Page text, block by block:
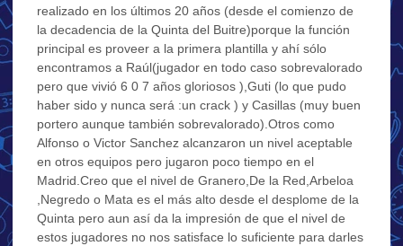
realizado en los últimos 20 años (desde el comienzo de
la decadencia de la Quinta del Buitre)porque la función
principal es proveer a la primera plantilla y ahí sólo
encontramos a Raúl(jugador en todo caso sobrevalorado
pero que vivió 6 0 7 años gloriosos ),Guti (lo que pudo
haber sido y nunca será :un crack ) y Casillas (muy buen
portero aunque también sobrevalorado).Otros como
Alfonso o Victor Sanchez alcanzaron un nivel aceptable
en otros equipos pero jugaron poco tiempo en el
Madrid.Creo que el nivel de Granero,De la Red,Arbeloa
,Negredo o Mata es el más alto desde el desplome de la
Quinta pero aun así da la impresión de que el nivel de
estos jugadores no nos satisface lo suficiente para darles